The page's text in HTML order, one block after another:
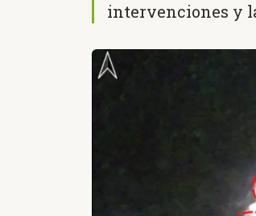
intervenciones y